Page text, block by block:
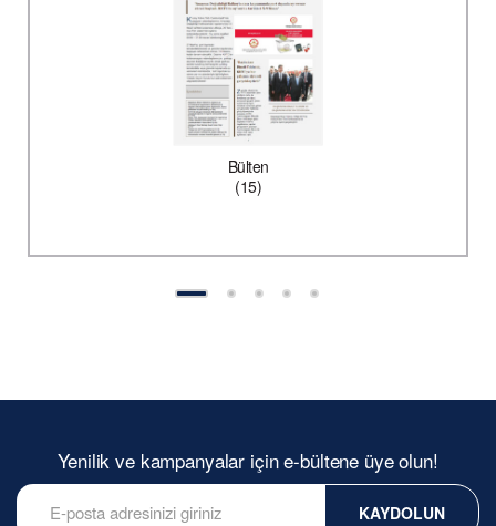
Bülten
(15)
Yenilik ve kampanyalar için e-bültene üye olun!
KAYDOLUN